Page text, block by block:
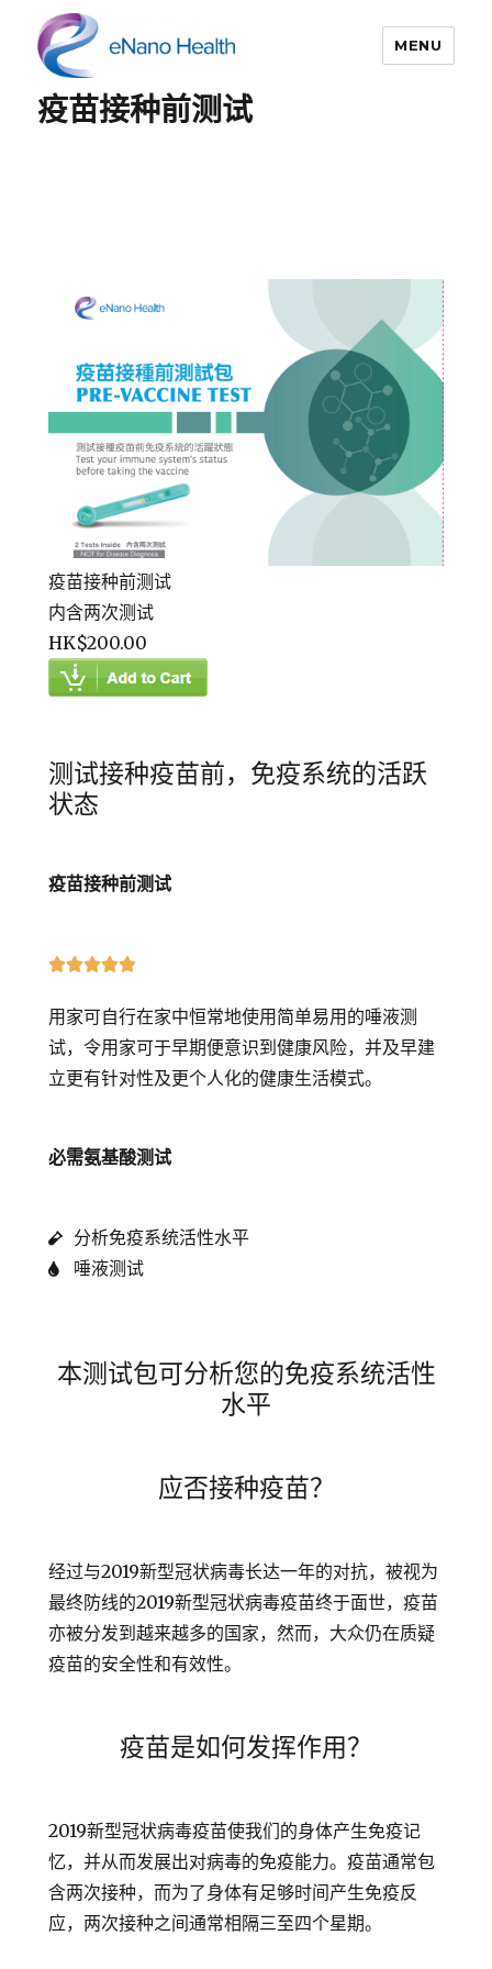
依纳康科技
MENU
疫苗接种前测试
疫苗接种前测试
内含两次测试
HK$200.00
测试接种疫苗前，免疫系统的活跃
状态
疫苗接种前测试

用家可自行在家中恒常地使用简单易用的唾液测
试，令用家可于早期便意识到健康风险，并及早建
立更有针对性及更个人化的健康生活模式。
必需氨基酸测试
分析免疫系统活性水平
唾液测试
本测试包可分析您的免疫系统活性
水平
应否接种疫苗？
经过与2019新型冠状病毒长达一年的对抗，被视为
最终防线的2019新型冠状病毒疫苗终于面世，疫苗
亦被分发到越来越多的国家，然而，大众仍在质疑
疫苗的安全性和有效性。
疫苗是如何发挥作用？
2019新型冠状病毒疫苗使我们的身体产生免疫记
忆，并从而发展出对病毒的免疫能力。疫苗通常包
含两次接种，而为了身体有足够时间产生免疫反
应，两次接种之间通常相隔三至四个星期。